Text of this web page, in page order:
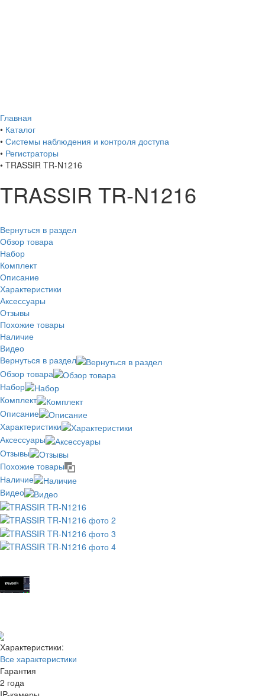
Главная
• Каталог
• Системы наблюдения и контроля доступа
• Регистраторы
• TRASSIR TR-N1216
TRASSIR TR-N1216
Вернуться в раздел
Обзор товара
Набор
Комплект
Описание
Характеристики
Аксессуары
Отзывы
Похожие товары
Наличие
Видео
Вернуться в раздел
Обзор товара
Набор
Комплект
Описание
Характеристики
Аксессуары
Отзывы
Похожие товары
Наличие
Видео
Характеристики:
Все характеристики
Гарантия
2 года